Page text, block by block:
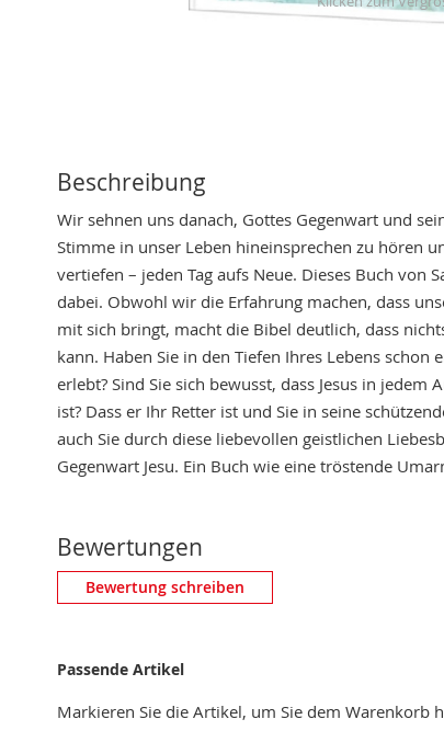
the
gallery
Beschreibung
Wir sehnen uns danach, Gottes Gegenwart und
Stimme in unser Leben hineinsprechen zu hören
vertiefen – jeden Tag aufs Neue. Dieses Buch von
dabei. Obwohl wir die Erfahrung machen, dass
mit sich bringt, macht die Bibel deutlich, dass
kann. Haben Sie in den Tiefen Ihres Lebens schon
erlebt? Sind Sie sich bewusst, dass Jesus in jedem
ist? Dass er Ihr Retter ist und Sie in seine
auch Sie durch diese liebevollen geistlichen
Gegenwart Jesu. Ein Buch wie eine tröstende
Bewertungen
Eigene Bewertung schreiben
Bewertung schreiben
Passende Artikel
Markieren Sie die Artikel, um Sie dem Warenkorb